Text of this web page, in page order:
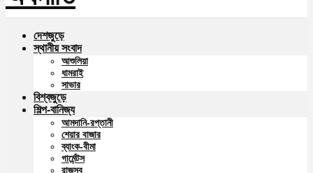
দেশজুড়ে
স্থানীয় সংবাদ
আশুলিয়া
ধামরাই
সাভার
বিশ্বজুড়ে
শিল্প-বানিজ্য
আমদানি-রপ্তানী
শেয়ার বাজার
ব্যাংক-বীমা
গার্মেন্টস
রাজস্ব